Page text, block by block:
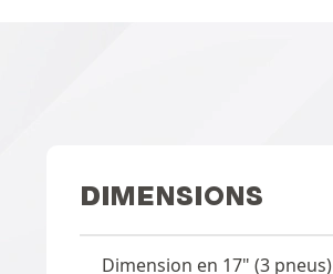
DIMENSIONS
Dimension en 17" (3 pneus)